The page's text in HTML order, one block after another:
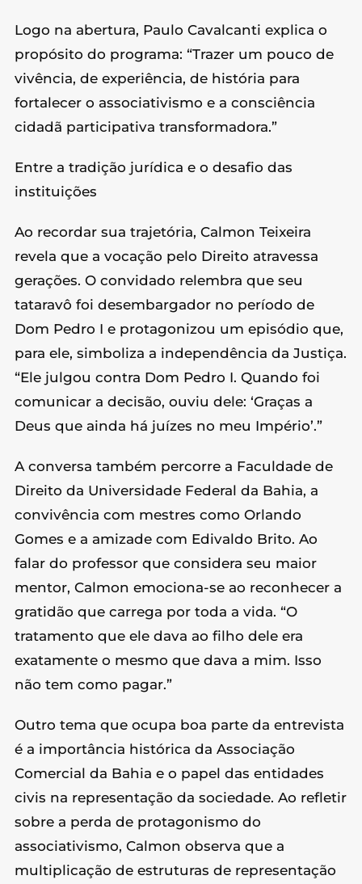
Logo na abertura, Paulo Cavalcanti explica o
propósito do programa: “Trazer um pouco de
vivência, de experiência, de história para
fortalecer o associativismo e a consciência
cidadã participativa transformadora.”
Entre a tradição jurídica e o desafio das
instituições
Ao recordar sua trajetória, Calmon Teixeira
revela que a vocação pelo Direito atravessa
gerações. O convidado relembra que seu
tataravô foi desembargador no período de
Dom Pedro I e protagonizou um episódio que,
para ele, simboliza a independência da Justiça.
“Ele julgou contra Dom Pedro I. Quando foi
comunicar a decisão, ouviu dele: ‘Graças a
Deus que ainda há juízes no meu Império’.”
A conversa também percorre a Faculdade de
Direito da Universidade Federal da Bahia, a
convivência com mestres como Orlando
Gomes e a amizade com Edivaldo Brito. Ao
falar do professor que considera seu maior
mentor, Calmon emociona-se ao reconhecer a
gratidão que carrega por toda a vida. “O
tratamento que ele dava ao filho dele era
exatamente o mesmo que dava a mim. Isso
não tem como pagar.”
Outro tema que ocupa boa parte da entrevista
é a importância histórica da Associação
Comercial da Bahia e o papel das entidades
civis na representação da sociedade. Ao refletir
sobre a perda de protagonismo do
associativismo, Calmon observa que a
multiplicação de estruturas de representação